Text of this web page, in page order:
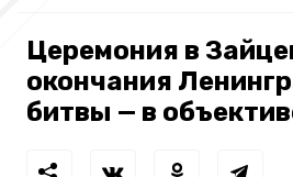
Церемония в
окончания
битвы — в